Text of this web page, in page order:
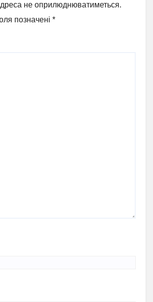
не оприлюднюватиметься.
позначені *